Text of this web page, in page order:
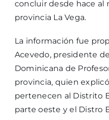
concluir desde hace al
provincia La Vega.
La información fue
Acevedo, presidente
Dominicana de
provincia, quien
pertenecen al Distrito
parte oeste y el Distro